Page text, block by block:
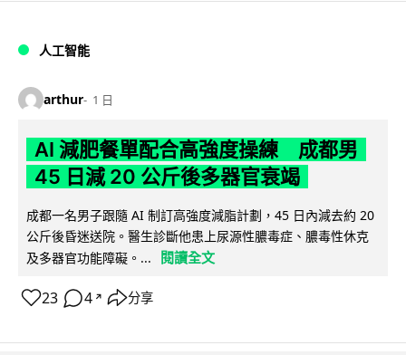
人工智能
arthur 1 日
AI 減肥餐單配合高強度操練 成都男
45 日減 20 公斤後多器官衰竭
成都一名男子跟隨 AI 制訂高強度減脂計劃，45 日內減去約 20
公斤後昏迷送院。醫生診斷他患上尿源性膿毒症、膿毒性休克
及多器官功能障礙。...
閱讀全文
23 4 ↗ 分享